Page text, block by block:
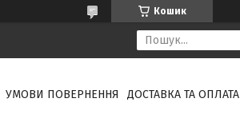
Кошик
УМОВИ ПОВЕРНЕННЯ ДОСТАВКА ТА ОПЛАТА